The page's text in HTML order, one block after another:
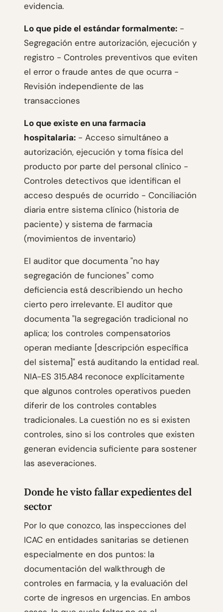
evidencia.
Lo que pide el estándar formalmente: -
Segregación entre autorización, ejecución y
registro - Controles preventivos que eviten
el error o fraude antes de que ocurra -
Revisión independiente de las
transacciones
Lo que existe en una farmacia
hospitalaria: - Acceso simultáneo a
autorización, ejecución y toma física del
producto por parte del personal clínico -
Controles detectivos que identifican el
acceso después de ocurrido - Conciliación
diaria entre sistema clínico (historia de
paciente) y sistema de farmacia
(movimientos de inventario)
El auditor que documenta "no hay
segregación de funciones" como
deficiencia está describiendo un hecho
cierto pero irrelevante. El auditor que
documenta "la segregación tradicional no
aplica; los controles compensatorios
operan mediante [descripción específica
del sistema]" está auditando la entidad real.
NIA-ES 315.A84 reconoce explícitamente
que algunos controles operativos pueden
diferir de los controles contables
tradicionales. La cuestión no es si existen
controles, sino si los controles que existen
generan evidencia suficiente para sostener
las aseveraciones.
Donde he visto fallar expedientes del
sector
Por lo que conozco, las inspecciones del
ICAC en entidades sanitarias se detienen
especialmente en dos puntos: la
documentación del walkthrough de
controles en farmacia, y la evaluación del
corte de ingresos en urgencias. En ambos